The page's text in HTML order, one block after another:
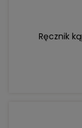
Ręcznik